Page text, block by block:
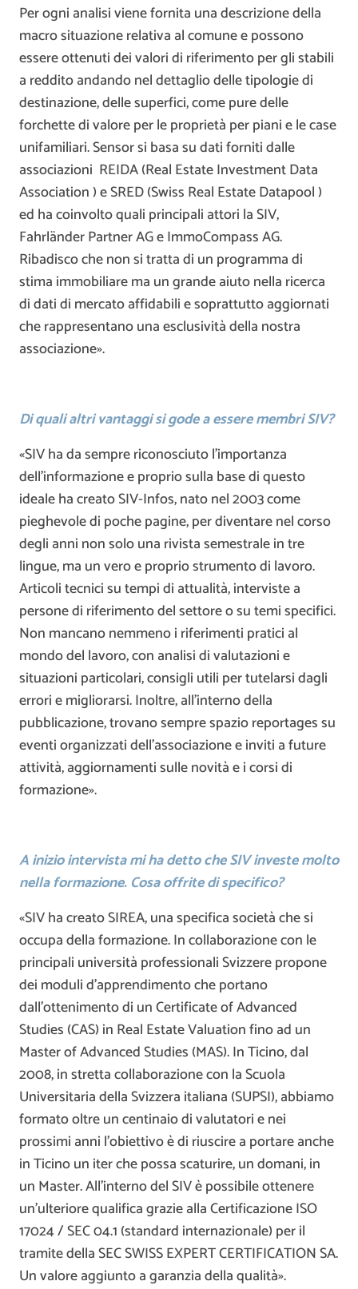
Per ogni analisi viene fornita una descrizione della
macro situazione relativa al comune e possono
essere ottenuti dei valori di riferimento per gli stabili
a reddito andando nel dettaglio delle tipologie di
destinazione, delle superfici, come pure delle
forchette di valore per le proprietà per piani e le case
unifamiliari. Sensor si basa su dati forniti dalle
associazioni REIDA (Real Estate Investment Data
Association ) e SRED (Swiss Real Estate Datapool )
ed ha coinvolto quali principali attori la SIV,
Fahrländer Partner AG e ImmoCompass AG.
Ribadisco che non si tratta di un programma di
stima immobiliare ma un grande aiuto nella ricerca
di dati di mercato affidabili e soprattutto aggiornati
che rappresentano una esclusività della nostra
associazione».
Di quali altri vantaggi si gode a essere membri SIV?
«SIV ha da sempre riconosciuto l’importanza
dell’informazione e proprio sulla base di questo
ideale ha creato SIV-Infos, nato nel 2003 come
pieghevole di poche pagine, per diventare nel corso
degli anni non solo una rivista semestrale in tre
lingue, ma un vero e proprio strumento di lavoro.
Articoli tecnici su tempi di attualità, interviste a
persone di riferimento del settore o su temi specifici.
Non mancano nemmeno i riferimenti pratici al
mondo del lavoro, con analisi di valutazioni e
situazioni particolari, consigli utili per tutelarsi dagli
errori e migliorarsi. Inoltre, all’interno della
pubblicazione, trovano sempre spazio reportages su
eventi organizzati dell’associazione e inviti a future
attività, aggiornamenti sulle novità e i corsi di
formazione».
A inizio intervista mi ha detto che SIV investe molto
nella formazione. Cosa offrite di specifico?
«SIV ha creato SIREA, una specifica società che si
occupa della formazione. In collaborazione con le
principali università professionali Svizzere propone
dei moduli d’apprendimento che portano
dall’ottenimento di un Certificate of Advanced
Studies (CAS) in Real Estate Valuation fino ad un
Master of Advanced Studies (MAS). In Ticino, dal
2008, in stretta collaborazione con la Scuola
Universitaria della Svizzera italiana (SUPSI), abbiamo
formato oltre un centinaio di valutatori e nei
prossimi anni l’obiettivo è di riuscire a portare anche
in Ticino un iter che possa scaturire, un domani, in
un Master. All’interno del SIV è possibile ottenere
un’ulteriore qualifica grazie alla Certificazione ISO
17024 / SEC 04.1 (standard internazionale) per il
tramite della SEC SWISS EXPERT CERTIFICATION SA.
Un valore aggiunto a garanzia della qualità».